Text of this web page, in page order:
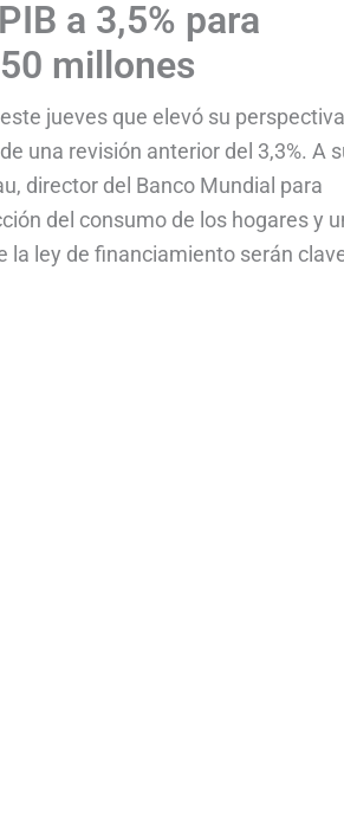
a 3,5% para
millones
jueves que elevó su perspectiva
una revisión anterior del 3,3%. A
director del Banco Mundial para
del consumo de los hogares y
la ley de financiamiento serán